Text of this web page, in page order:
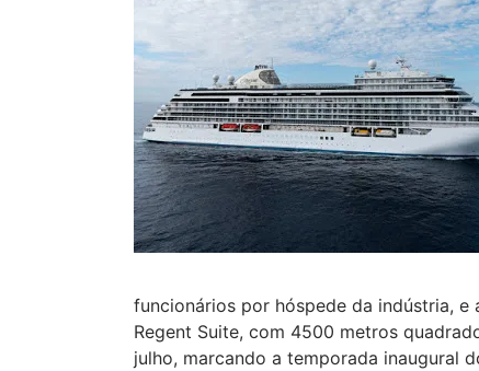
funcionários por hóspede da indústria,
Regent Suite, com 4500 metros
julho, marcando a temporada inaugural